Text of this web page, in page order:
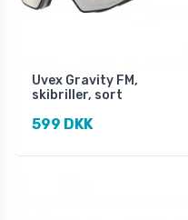
Uvex Gravity FM,
skibriller, sort
599 DKK